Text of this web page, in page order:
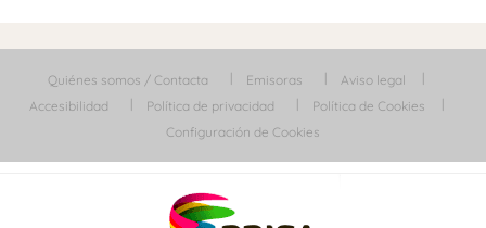
Quiénes somos / Contacta Emisoras
Aviso legal
Accesibilidad
Política de privacidad
Política de Cookies
Configuración de Cookies